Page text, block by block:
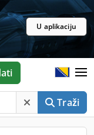
U aplikaciju
Traži